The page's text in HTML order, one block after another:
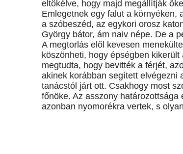
eltökélve, hogy majd megállítják
Emlegetnek egy falut a környéken,
a szóbeszéd, az egykori orosz
György bátor, ám naiv népe. De a
A megtorlás elől kevesen
köszönheti, hogy épségben
megtudta, hogy bevitték a férjét,
akinek korábban segített elvégezni
tanácstól járt ott. Csakhogy most
főnöke. Az asszony
azonban nyomorékra vertek, s